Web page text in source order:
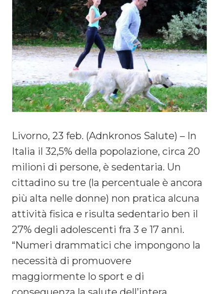
Livorno, 23 feb. (Adnkronos Salute) – In
Italia il 32,5% della popolazione, circa 20
milioni di persone, è sedentaria. Un
cittadino su tre (la percentuale è ancora
più alta nelle donne) non pratica alcuna
attività fisica e risulta sedentario ben il
27% degli adolescenti fra 3 e 17 anni.
“Numeri drammatici che impongono la
necessità di promuovere
maggiormente lo sport e di